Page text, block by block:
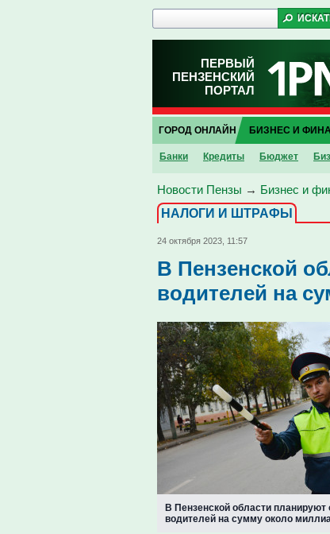
ПЕРВЫЙ
ПЕНЗЕНСКИЙ
ПОРТАЛ
ГОРОД ОНЛАЙН БИЗНЕС И
Банки Кредиты Бюджет
Новости Пензы → Бизнес и
НАЛОГИ И ШТРАФЫ
24 октября 2023, 11:57
В Пензенской
водителей на
В Пензенской области
водителей на сумму около